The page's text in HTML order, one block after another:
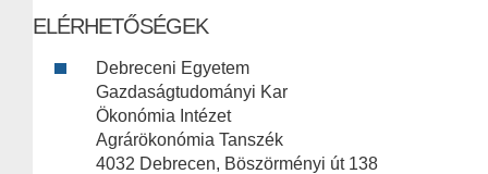
ELÉRHETŐSÉGEK
Debreceni Egyetem
Gazdaságtudományi Kar
Ökonómia Intézet
Agrárökonómia Tanszék
4032 Debrecen, Böszörményi út 138